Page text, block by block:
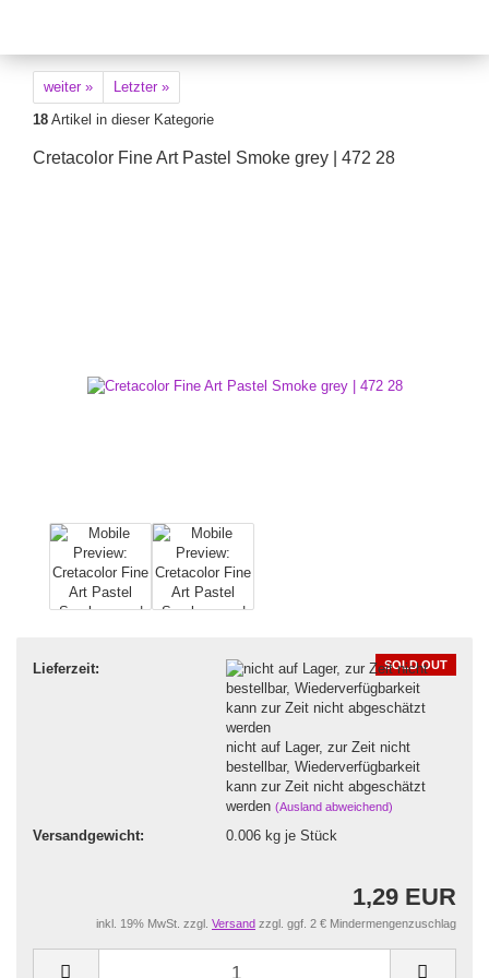
weiter »
Letzter »
18 Artikel in dieser Kategorie
Cretacolor Fine Art Pastel Smoke grey | 472 28
SOLD OUT
Lieferzeit:
nicht auf Lager, zur Zeit nicht
bestellbar, Wiederverfügbarkeit
kann zur Zeit nicht abgeschätzt
werden (Ausland abweichend)
Versandgewicht: 0.006kg je Stück
1,29 EUR
inkl. 19% MwSt. zzgl. Versand zzgl. ggf. 2 € Mindermengenzuschlag